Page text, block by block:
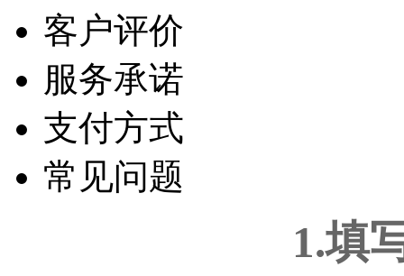
客户评价
服务承诺
支付方式
常见问题
1.填